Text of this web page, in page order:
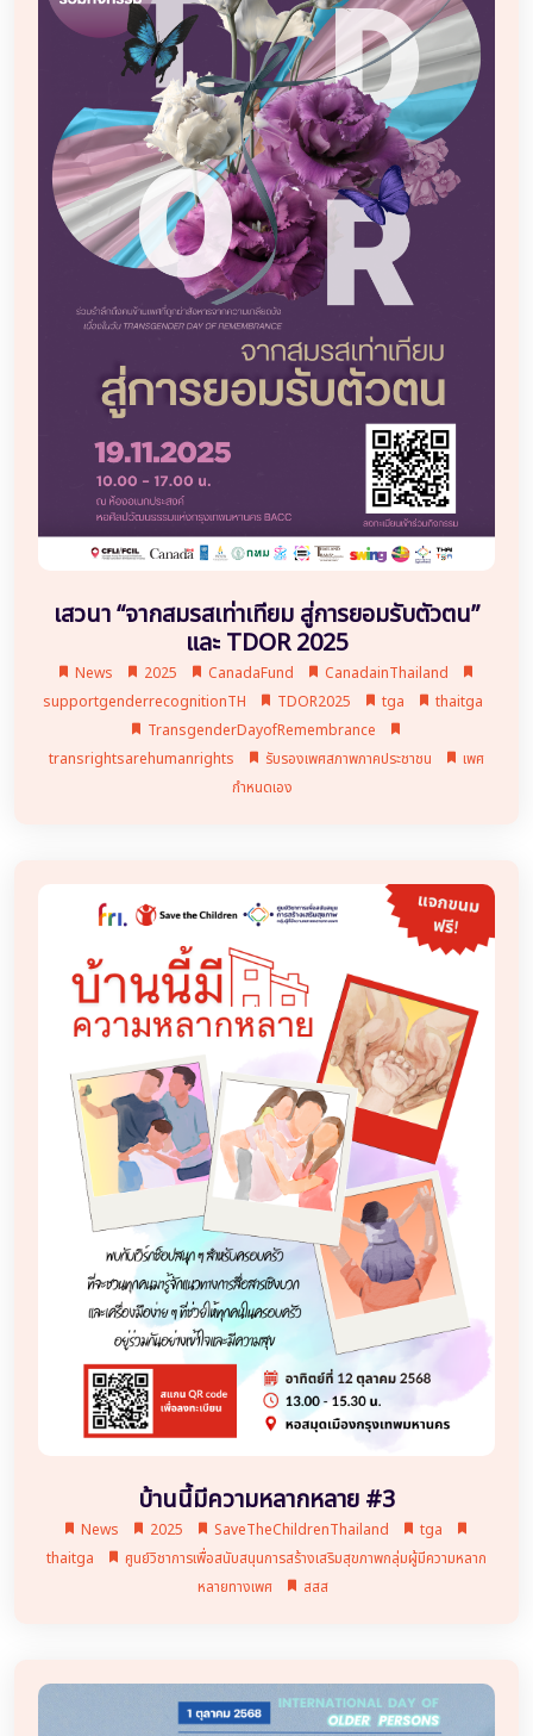
เสวนา “จากสมรสเท่าเทียม สู่การยอมรับตัวตน”
และ TDOR 2025
News 2025 CanadaFund
CanadainThailand
supportgenderrecognitionTH
TDOR2025 tga
thaitga
TransgenderDayofRemembrance
transrightsarehumanrights
รับรองเพศสภาพภาคประชาชน
เพศ
กำหนดเอง
บ้านนี้มีความหลากหลาย #3
News 2025 SaveTheChildrenThailand
tga
thaitga
ศูนย์วิชาการเพื่อสนับสนุนการสร้างเสริมสุขภาพกลุ่มผู้มีความหลาก
หลายทางเพศ
สสส